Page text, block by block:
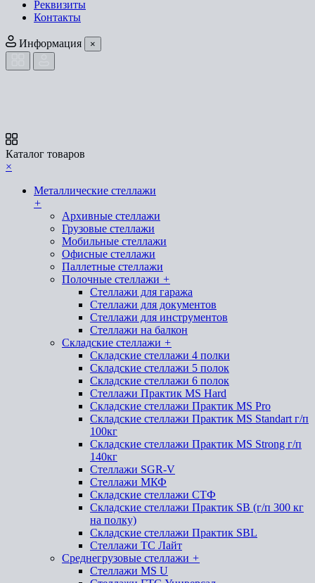
Реквизиты
Контакты
Информация ×
Каталог товаров
×
Металлические стеллажи
+
Архивные стеллажи
Грузовые стеллажи
Мобильные стеллажи
Офисные стеллажи
Паллетные стеллажи
Полочные стеллажи +
Стеллажи для гаража
Стеллажи для документов
Стеллажи для инструментов
Стеллажи на балкон
Складские стеллажи +
Складские стеллажи 4 полки
Складские стеллажи 5 полок
Складские стеллажи 6 полок
Стеллажи Практик MS Hard
Складские стеллажи Практик MS Pro
Складские стеллажи Практик MS Standart г/п
100кг
Складские стеллажи Практик MS Strong г/п
140кг
Стеллажи SGR-V
Стеллажи МКФ
Складские стеллажи СТФ
Складские стеллажи Практик SB (г/п 300 кг
на полку)
Складские стеллажи Практик SBL
Стеллажи ТС Лайт
Среднегрузовые стеллажи +
Стеллажи MS U